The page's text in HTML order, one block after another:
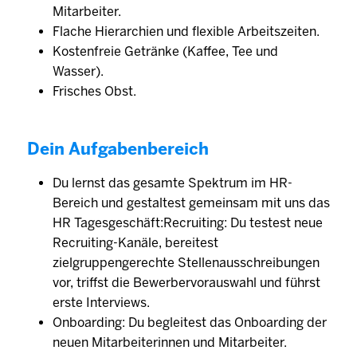
Mitarbeiter.
Flache Hierarchien und flexible Arbeitszeiten.
Kostenfreie Getränke (Kaffee, Tee und
Wasser).
Frisches Obst.
Dein Aufgabenbereich
Du lernst das gesamte Spektrum im HR-
Bereich und gestaltest gemeinsam mit uns das
HR Tagesgeschäft:Recruiting: Du testest neue
Recruiting-Kanäle, bereitest
zielgruppengerechte Stellenausschreibungen
vor, triffst die Bewerbervorauswahl und führst
erste Interviews.
Onboarding: Du begleitest das Onboarding der
neuen Mitarbeiterinnen und Mitarbeiter.